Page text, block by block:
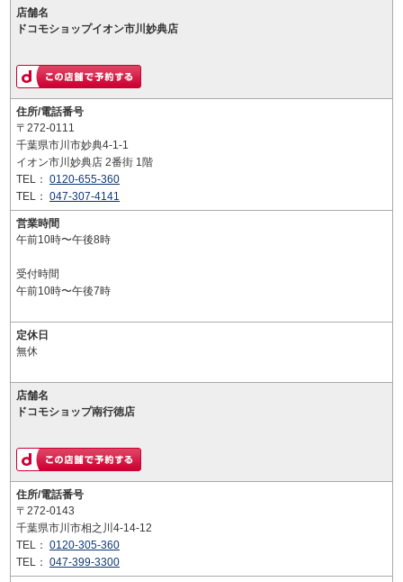
店舗名
ドコモショップイオン市川妙典店
住所/電話番号
〒272-0111
千葉県市川市妙典4-1-1
イオン市川妙典店 2番街 1階
TEL： 0120-655-360
TEL： 047-307-4141
営業時間
午前10時〜午後8時
受付時間
午前10時〜午後7時
定休日
無休
店舗名
ドコモショップ南行徳店
住所/電話番号
〒272-0143
千葉県市川市相之川4-14-12
TEL： 0120-305-360
TEL： 047-399-3300